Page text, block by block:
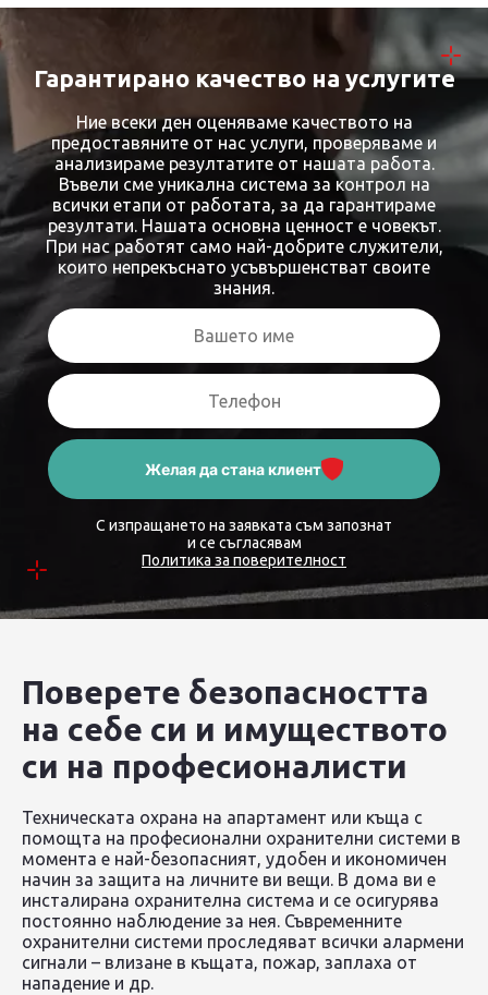
Гарантирано качество на услугите
Ние всеки ден оценяваме качеството на
предоставяните от нас услуги, проверяваме и
анализираме резултатите от нашата работа.
Въвели сме уникална система за контрол на
всички етапи от работата, за да гарантираме
резултати. Нашата основна ценност е човекът.
При нас работят само най-добрите служители,
които непрекъснато усъвършенстват своите
знания.
Желая да стана клиент
С изпращането на заявката съм запознат
и се съгласявам
Политика за поверителност
Поверете безопасността
на себе си и имуществото
си на професионалисти
Техническата охрана на апартамент или къща с
помощта на професионални охранителни системи в
момента е най-безопасният, удобен и икономичен
начин за защита на личните ви вещи. В дома ви е
инсталирана охранителна система и се осигурява
постоянно наблюдение за нея. Съвременните
охранителни системи проследяват всички алармени
сигнали – влизане в къщата, пожар, заплаха от
нападение и др.